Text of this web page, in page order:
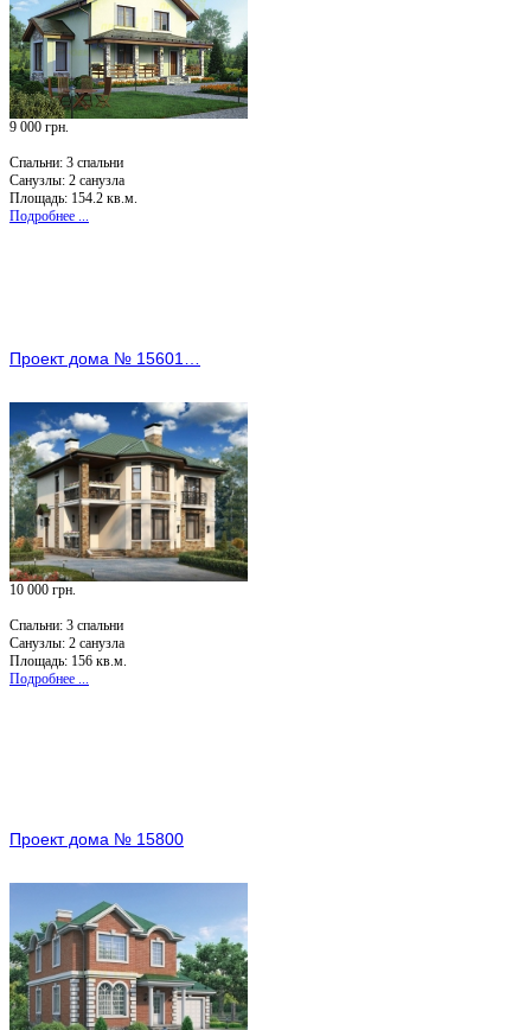
9 000 грн.
Спальни: 3 спальни
Санузлы: 2 санузла
Площадь: 154.2 кв.м.
Подробнее ...
Проект дома № 15601…
10 000 грн.
Спальни: 3 спальни
Санузлы: 2 санузла
Площадь: 156 кв.м.
Подробнее ...
Проект дома № 15800